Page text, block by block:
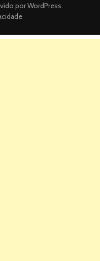
porWordPress.